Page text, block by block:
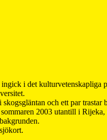
i det kulturvetenskapliga
och ett par
2003 utantill i